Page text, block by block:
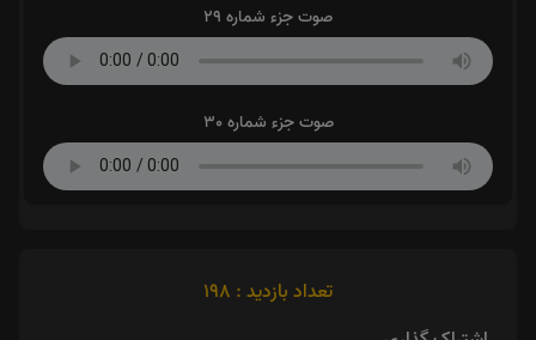
صوت جزء شماره 29
صوت جزء شماره 30
تعداد بازدید : 198